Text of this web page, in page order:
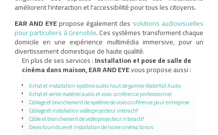
améliorent l'interaction et l'accessibilité pour tous les citoyens.
EAR AND EYEpropose également des solutions audiovisuelles
pour particuliers à Grenoble. Ces systèmes transforment chaque
domicile en une expérience multimédia immersive, pour un
divertissement domestique de haute qualité.
En plus de ses services :Installation et pose de salle de
cinéma dans maison, EAR AND EYEvous propose aussi :
Achat et installation système audio haut de gamme Waterfall Audio
Achat et vente matériel audio et visio conférence professionnel
Câblage et branchement de système de visioconférence pour entreprise
Câblage et installation vidéoprojecteur interactif
Câble et branchement de vidéoprojecteur interactif
Devis fourniture et installation de home cinéma Sonos